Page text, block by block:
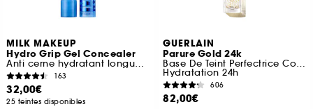
MILK MAKEUP
Hydro Grip Gel Concealer
Anti cerne hydratant longue tenue
163
32,00€
25 teintes disponibles
GUERLAIN
Parure Gold 24k
Base De Teint Perfectrice Concentré D’éclat
Hydratation 24h
606
82,00€